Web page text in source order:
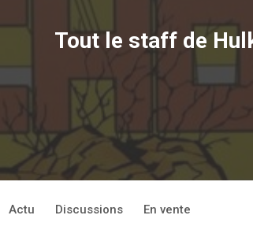
Tout le staff de
Actu Discussions En vente